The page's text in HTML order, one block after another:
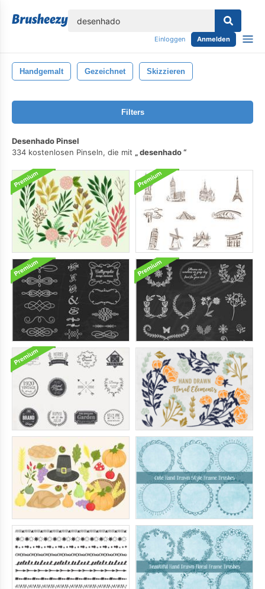
Einloggen Anmelden
Handgemalt Gezeichnet Skizzieren
Filters
Desenhado Pinsel
334 kostenlosen Pinseln, die mit
desenhado